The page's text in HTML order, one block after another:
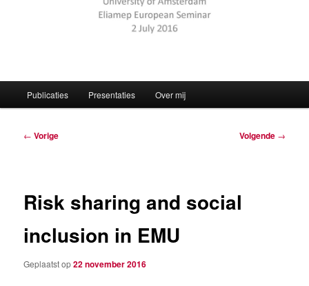
Publicaties Presentaties Over mij
Berichtnavigatie
← Vorige Volgende →
Risk sharing and social
inclusion in EMU
Geplaatst op22 november 2016